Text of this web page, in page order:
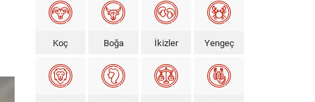
Koç Boğa İkizler Yengeç